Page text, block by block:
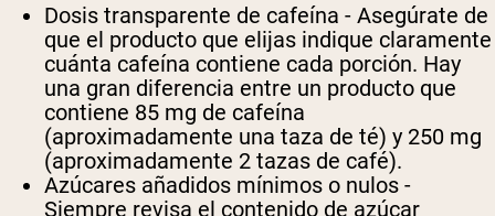
Dosis transparente de cafeína - Asegúrate de
que el producto que elijas indique claramente
cuánta cafeína contiene cada porción. Hay
una gran diferencia entre un producto que
contiene 85 mg de cafeína
(aproximadamente una taza de té) y 250 mg
(aproximadamente 2 tazas de café).
Azúcares añadidos mínimos o nulos -
Siempre revisa el contenido de azúcar